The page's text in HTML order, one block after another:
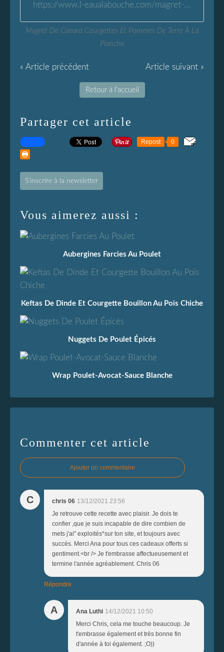
https://www.l-eaualabouche.com/magret-canard-courgettes-pommes-de-terre-plancha.html
Magret De Canard Courgettes Et Pommes De Terre À La
Plancha
« Article précédent Article suivant »
Retour à l'accueil
Partager cet article
Repost 0
S'inscrire à la newsletter
Vous aimerez aussi :
Aubergines Farcies Au Poulet
Keftas De Dinde Et Courgette Bouillon Au Pois Chiche
Nuggets De Poulet Épicés
Wrap Poulet-Avocat-Sauce Blanche
Commenter cet article
Ajouter un commentaire
C chris 06 13/12/2021 23:56
Je retrouve cette recette avec plaisir. Je dois te
confier ,que je suis incapable de dire combien de
mets j'ai" exploités*sur ton site, et toujours avec
succès. Merci Ana pour tous ces cadeaux offerts si
gentiment.<br /> Je t'embrasse affectueusement et
termine l'année agréablement. Chris 06
Répondre
A Ana Luthi 14/12/2021 10:50
Merci Chris, cela me touche beaucoup. Je
t'embrasse également et très bonne fin
d'année à toi également. ;O))